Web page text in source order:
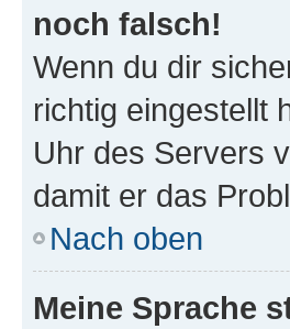
noch falsch!
Wenn du dir
richtig eingestellt
Uhr des Servers
damit er das
Nach oben
Meine Sprache